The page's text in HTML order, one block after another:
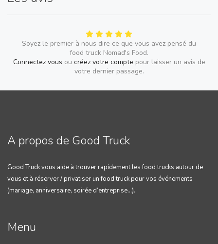
Soyez le premier à nous dire ce que vous avez pensé du
food truck Nomad's Food.
Connectez vous ou créez votre compte pour laisser un avis de
votre dernier passage.
A propos de Good Truck
Good Truck vous aide à trouver rapidement les food trucks autour de
vous et à réserver / privatiser un food truck pour vos événements
(mariage, anniversaire, soirée d’entreprise…).
Menu